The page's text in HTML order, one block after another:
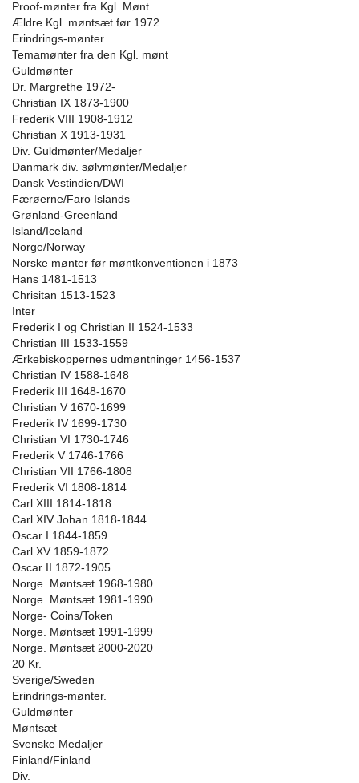
Proof-mønter fra Kgl. Mønt
Ældre Kgl. møntsæt før 1972
Erindrings-mønter
Temamønter fra den Kgl. mønt
Guldmønter
Dr. Margrethe 1972-
Christian IX 1873-1900
Frederik VIII 1908-1912
Christian X 1913-1931
Div. Guldmønter/Medaljer
Danmark div. sølvmønter/Medaljer
Dansk Vestindien/DWI
Færøerne/Faro Islands
Grønland-Greenland
Island/Iceland
Norge/Norway
Norske mønter før møntkonventionen i 1873
Hans 1481-1513
Chrisitan 1513-1523
Inter
Frederik I og Christian II 1524-1533
Christian III 1533-1559
Ærkebiskoppernes udmøntninger 1456-1537
Christian IV 1588-1648
Frederik III 1648-1670
Christian V 1670-1699
Frederik IV 1699-1730
Christian VI 1730-1746
Frederik V 1746-1766
Christian VII 1766-1808
Frederik VI 1808-1814
Carl XIII 1814-1818
Carl XIV Johan 1818-1844
Oscar I 1844-1859
Carl XV 1859-1872
Oscar II 1872-1905
Norge. Møntsæt 1968-1980
Norge. Møntsæt 1981-1990
Norge- Coins/Token
Norge. Møntsæt 1991-1999
Norge. Møntsæt 2000-2020
20 Kr.
Sverige/Sweden
Erindrings-mønter.
Guldmønter
Møntsæt
Svenske Medaljer
Finland/Finland
Div.